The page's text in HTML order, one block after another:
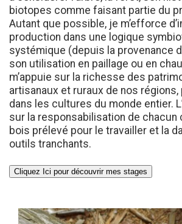
biotopes comme faisant partie du
Autant que possible, je m’efforce
production dans une logique
systémique (depuis la provenance
son utilisation en paillage ou en
m’appuie sur la richesse des
artisanaux et ruraux de nos
dans les cultures du monde entier.
sur la responsabilisation de chacun
bois prélevé pour le travailler et la
outils tranchants.
Cliquez Ici pour découvrir mes stages